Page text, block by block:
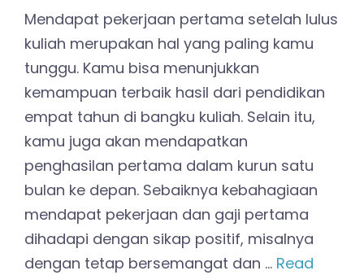
Mendapat pekerjaan pertama setelah lulus
kuliah merupakan hal yang paling kamu
tunggu. Kamu bisa menunjukkan
kemampuan terbaik hasil dari pendidikan
empat tahun di bangku kuliah. Selain itu,
kamu juga akan mendapatkan
penghasilan pertama dalam kurun satu
bulan ke depan. Sebaiknya kebahagiaan
mendapat pekerjaan dan gaji pertama
dihadapi dengan sikap positif, misalnya
dengan tetap bersemangat dan … Read